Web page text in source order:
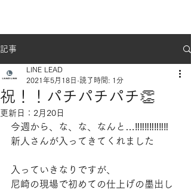
記事
祝！！パチパチパチ👏
LINE LEAD
2021年5月18日 読了時間: 1分
更新日： 2月20日
今週から、な、な、なんと…‼‼‼‼‼‼‼
新人さんが入ってきてくれました
入っていきなりですが、
尼崎の現場で初めての仕上げの墨出し